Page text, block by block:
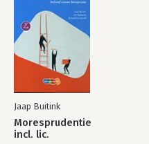
Jaap Buitink
Moresprudentie
incl. lic.